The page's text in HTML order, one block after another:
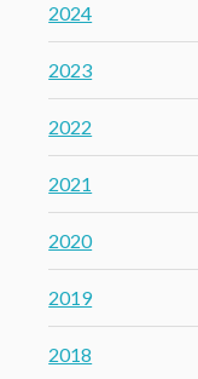
2024
2023
2022
2021
2020
2019
2018